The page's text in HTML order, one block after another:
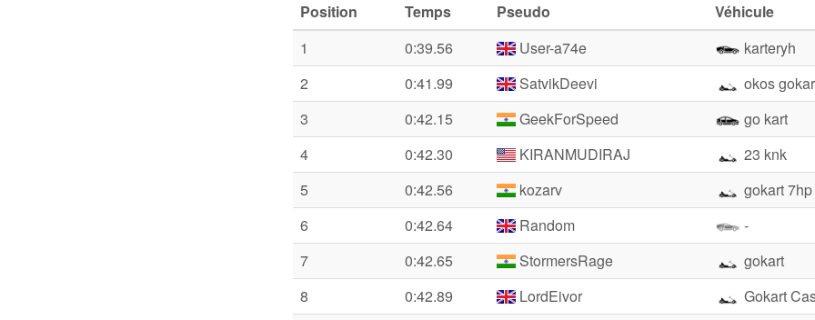
Position Temps Pseudo
Véhicule
1
0:39.56 User-a74e
karteryh
2
0:41.99 SatvikDeevi
okos
3
0:42.15 GeekForSpeed
go kart
4
0:42.30 KIRANMUDIRAJ
23 knk
5
0:42.56 kozarv
gokart 7hp
6
0:42.64 Random
-
7
0:42.65 StormersRage
gokart
8
0:42.89 LordEivor
Gokart